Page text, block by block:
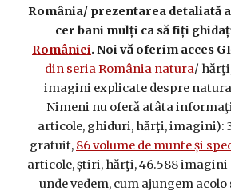
România/ prezentarea detaliată
cer bani mulți ca să fiți
României. Noi vă oferim acces
din seria România natura/
imagini explicate despre
Nimeni nu oferă atâta
articole, ghiduri, hărţi, imagini):
gratuit, 86 volume de munte și
articole, știri, hărţi, 46.588 imagini
unde vedem, cum ajungem acolo